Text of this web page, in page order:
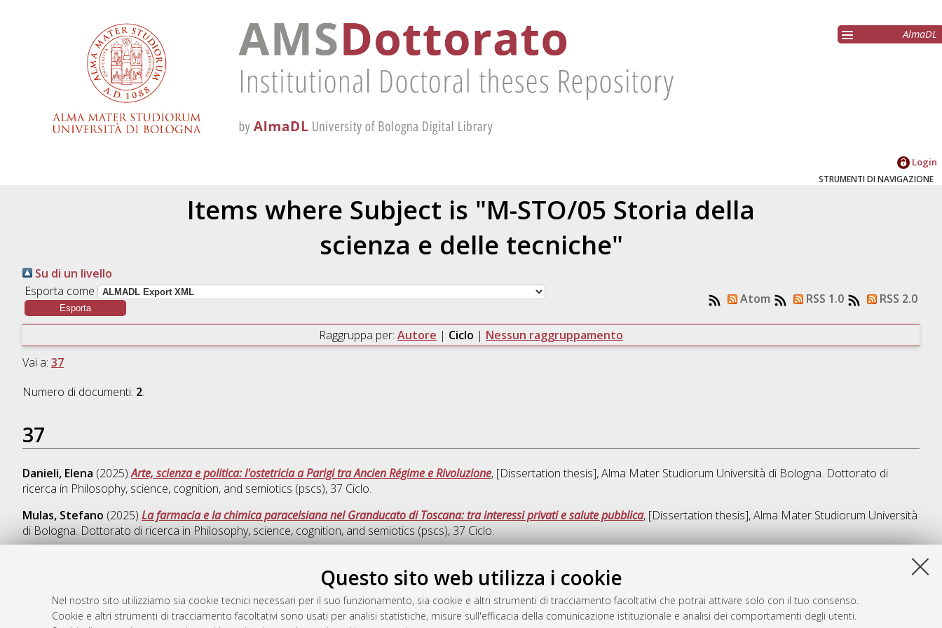
Questo sito web utilizza i cookie
Nel nostro sito utilizziamo sia cookie tecnici necessari per il suo funzionamento, sia cookie e altri strumenti di tracciamento facoltativi che potrai attivare solo con il tuo consenso.
Cookie e altri strumenti di tracciamento facoltativi sono usati per analisi statistiche, misure sull'efficacia della comunicazione istituzionale e analisi dei comportamenti degli utenti.
AlmaDL
Login
STRUMENTI DI NAVIGAZIONE
Items where Subject is "M-STO/05 Storia della
scienza e delle tecniche"
Su di un livello
Esporta come
Atom RSS 1.0 RSS 2.0
Raggruppa per: Autore | Ciclo | Nessun raggruppamento
Vai a: 37
Numero di documenti: 2.
37
Danieli, Elena (2025)Arte, scienza e politica: l'ostetricia a Parigi tra Ancien Régime e Rivoluzione, [Dissertation thesis], Alma Mater Studiorum Università di Bologna. Dottorato di
ricerca in Philosophy, science, cognition, and semiotics (pscs), 37 Ciclo.
Mulas, Stefano (2025) La farmacia e la chimica paracelsiana nel Granducato di Toscana: tra interessi privati e salute pubblica, [Dissertation thesis], Alma Mater Studiorum Università
di Bologna. Dottorato di ricerca in Philosophy, science, cognition, and semiotics (pscs), 37 Ciclo.
Questa lista e' stata generata il Wed Aug 5 20:34:48 2026 CEST.
Atom
AMS Dottorato
ISSN: 2038-7946